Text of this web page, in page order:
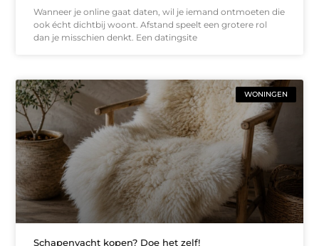
Wanneer je online gaat daten, wil je iemand ontmoeten die
ook écht dichtbij woont. Afstand speelt een grotere rol
dan je misschien denkt. Een datingsite
WONINGEN
Schapenvacht kopen? Doe het zelf!